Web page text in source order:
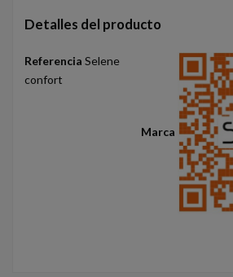
Detalles del producto
Marca
Referencia Selene
confort